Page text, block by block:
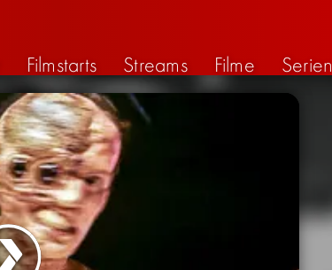
Filmstarts Streams Filme Serien